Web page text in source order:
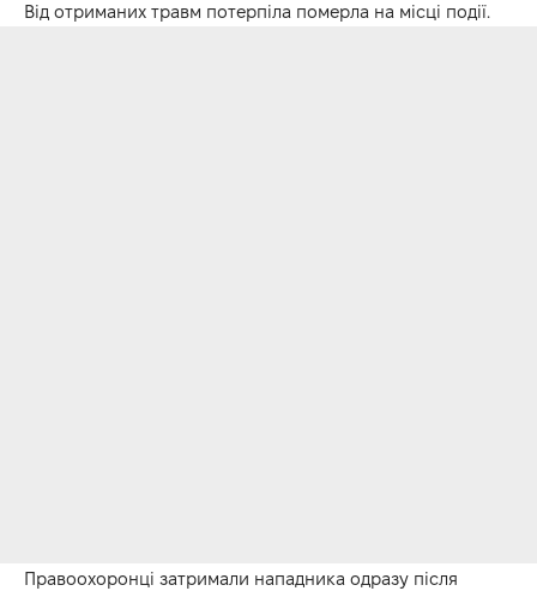
Від отриманих травм потерпіла померла на місці події.
Правоохоронці затримали нападника одразу після